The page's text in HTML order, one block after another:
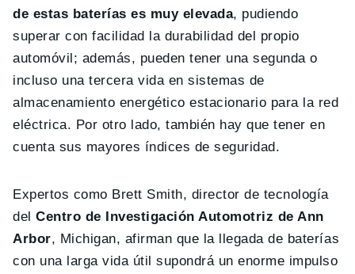
de estas baterías es muy elevada, pudiendo
superar con facilidad la durabilidad del propio
automóvil; además, pueden tener una segunda o
incluso una tercera vida en sistemas de
almacenamiento energético estacionario para la red
eléctrica. Por otro lado, también hay que tener en
cuenta sus mayores índices de seguridad.
Expertos como Brett Smith, director de tecnología
delCentro de Investigación Automotriz de Ann
Arbor, Michigan, afirman que la llegada de baterías
con una larga vida útil supondrá un enorme impulso